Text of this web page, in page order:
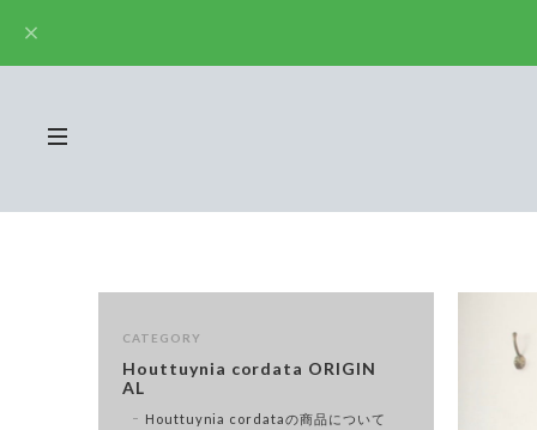
CATEGORY
Houttuynia cordata ORIGIN
AL
Houttuynia cordataの商品について